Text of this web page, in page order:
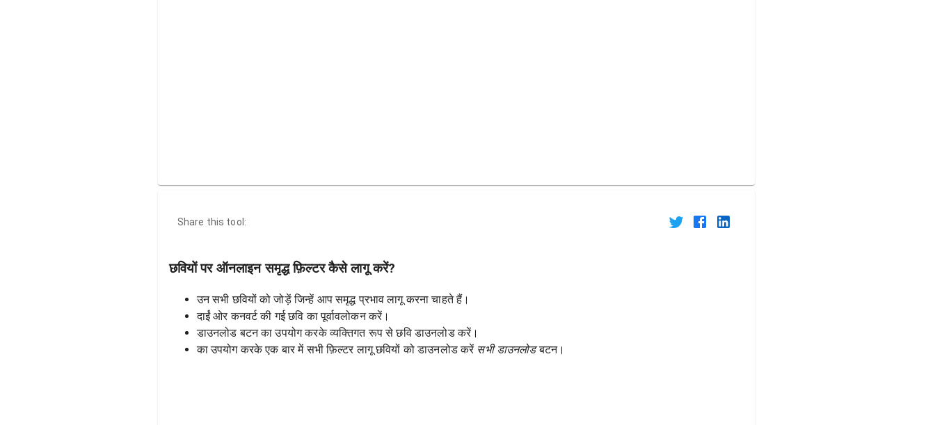
Share this tool:
छवियों पर ऑनलाइन समृद्ध फ़िल्टर कैसे लागू करें?
उन सभी छवियों को जोड़ें जिन्हें आप समृद्ध प्रभाव लागू करना चाहते हैं।
दाईं ओर कनवर्ट की गई छवि का पूर्वावलोकन करें।
डाउनलोड बटन का उपयोग करके व्यक्तिगत रूप से छवि डाउनलोड करें।
का उपयोग करके एक बार में सभी फ़िल्टर लागू छवियों को डाउनलोड करें सभी डाउनलोडबटन।